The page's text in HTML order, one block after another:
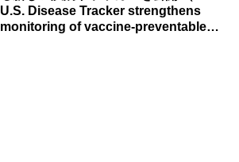
U.S. Disease Tracker strengthens
monitoring of vaccine-preventable